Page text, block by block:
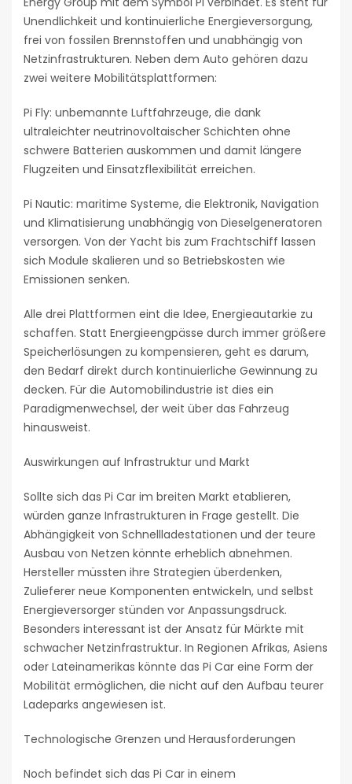
Unendlichkeit und kontinuierliche Energieversorgung,
frei von fossilen Brennstoffen und unabhängig von
Netzinfrastrukturen. Neben dem Auto gehören dazu
zwei weitere Mobilitätsplattformen:
Pi Fly: unbemannte Luftfahrzeuge, die dank
ultraleichter neutrinovoltaischer Schichten ohne
schwere Batterien auskommen und damit längere
Flugzeiten und Einsatzflexibilität erreichen.
Pi Nautic: maritime Systeme, die Elektronik, Navigation
und Klimatisierung unabhängig von Dieselgeneratoren
versorgen. Von der Yacht bis zum Frachtschiff lassen
sich Module skalieren und so Betriebskosten wie
Emissionen senken.
Alle drei Plattformen eint die Idee, Energieautarkie zu
schaffen. Statt Energieengpässe durch immer größere
Speicherlösungen zu kompensieren, geht es darum,
den Bedarf direkt durch kontinuierliche Gewinnung zu
decken. Für die Automobilindustrie ist dies ein
Paradigmenwechsel, der weit über das Fahrzeug
hinausweist.
Auswirkungen auf Infrastruktur und Markt
Sollte sich das Pi Car im breiten Markt etablieren,
würden ganze Infrastrukturen in Frage gestellt. Die
Abhängigkeit von Schnellladestationen und der teure
Ausbau von Netzen könnte erheblich abnehmen.
Hersteller müssten ihre Strategien überdenken,
Zulieferer neue Komponenten entwickeln, und selbst
Energieversorger stünden vor Anpassungsdruck.
Besonders interessant ist der Ansatz für Märkte mit
schwacher Netzinfrastruktur. In Regionen Afrikas, Asiens
oder Lateinamerikas könnte das Pi Car eine Form der
Mobilität ermöglichen, die nicht auf den Aufbau teurer
Ladeparks angewiesen ist.
Technologische Grenzen und Herausforderungen
Noch befindet sich das Pi Car in einem